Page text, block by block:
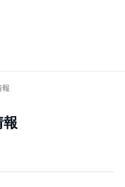
報